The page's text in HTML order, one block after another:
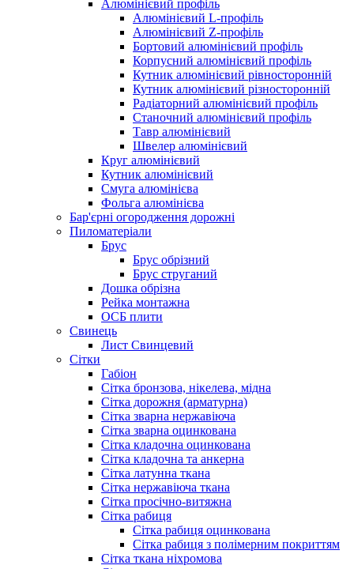
Алюмінієвий профіль
Алюмінієвий L-профіль
Алюмінієвий Z-профіль
Бортовий алюмінієвий профіль
Корпусний алюмінієвий профіль
Кутник алюмінієвий рівносторонній
Кутник алюмінієвий різносторонній
Радіаторний алюмінієвий профіль
Станочний алюмінієвий профіль
Тавр алюмінієвий
Швелер алюмінієвий
Круг алюмінієвий
Кутник алюмінієвий
Смуга алюмінієва
Фольга алюмінієва
Бар'єрні огородження дорожні
Пиломатеріали
Брус
Брус обрізний
Брус струганий
Дошка обрізна
Рейка монтажна
ОСБ плити
Cвинець
Лист Свинцевий
Сітки
Габіон
Сітка бронзова, нікелева, мідна
Сітка дорожня (арматурна)
Сітка зварна нержавіюча
Сітка зварна оцинкована
Сітка кладочна оцинкована
Сітка кладочна та анкерна
Сітка латунна ткана
Сітка нержавіюча ткана
Сітка просічно-витяжна
Сітка рабиця
Сітка рабиця оцинкована
Сітка рабиця з полімерним покриттям
Сітка ткана ніхромова